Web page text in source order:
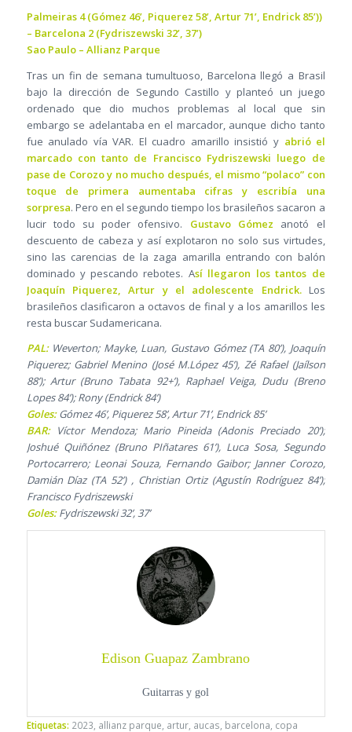
Palmeiras 4 (Gómez 46’, Piquerez 58’, Artur 71’, Endrick 85’))
– Barcelona 2 (Fydriszewski 32’, 37’)
Sao Paulo – Allianz Parque
Tras un fin de semana tumultuoso, Barcelona llegó a Brasil
bajo la dirección de Segundo Castillo y planteó un juego
ordenado que dio muchos problemas al local que sin
embargo se adelantaba en el marcador, aunque dicho tanto
fue anulado vía VAR. El cuadro amarillo insistió y abrió el
marcado con tanto de Francisco Fydriszewski luego de
pase de Corozo y no mucho después, el mismo “polaco” con
toque de primera aumentaba cifras y escribía una
sorpresa. Pero en el segundo tiempo los brasileños sacaron a
lucir todo su poder ofensivo. Gustavo Gómez anotó el
descuento de cabeza y así explotaron no solo sus virtudes,
sino las carencias de la zaga amarilla entrando con balón
dominado y pescando rebotes. Así llegaron los tantos de
Joaquín Piquerez, Artur y el adolescente Endrick.Los
brasileños clasificaron a octavos de final y a los amarillos les
resta buscar Sudamericana.
PAL:Weverton; Mayke, Luan, Gustavo Gómez (TA 80’), Joaquín
Piquerez; Gabriel Menino (José M.López 45’), Zé Rafael (Jaílson
88’); Artur (Bruno Tabata 92+’), Raphael Veiga, Dudu (Breno
Lopes 84’); Rony (Endrick 84’)
Goles:Gómez 46’, Piquerez 58’, Artur 71’, Endrick 85’
BAR:Víctor Mendoza; Mario Pineida (Adonis Preciado 20’);
Joshué Quiñónez (Bruno PIñatares 61’), Luca Sosa, Segundo
Portocarrero; Leonai Souza, Fernando Gaibor; Janner Corozo,
Damián Díaz (TA 52’) , Christian Ortiz (Agustín Rodríguez 84’);
Francisco Fydriszewski
Goles:Fydriszewski 32’, 37’
Edison Guapaz Zambrano
Guitarras y gol
Etiquetas: 2023 allianz parque artur, aucas barcelona copa